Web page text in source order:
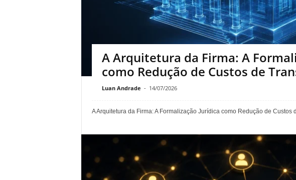
A Arquitetura da Firma: A
como Redução de Custos de
Luan Andrade - 14/07/2026
A Arquitetura da Firma: A Formalização Jurídica como Redução de Custos